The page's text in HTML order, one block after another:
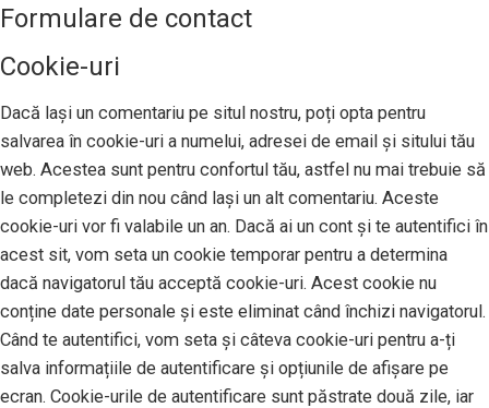
Formulare de contact
Cookie-uri
Dacă lași un comentariu pe situl nostru, poți opta pentru
salvarea în cookie-uri a numelui, adresei de email și sitului tău
web. Acestea sunt pentru confortul tău, astfel nu mai trebuie să
le completezi din nou când lași un alt comentariu. Aceste
cookie-uri vor fi valabile un an. Dacă ai un cont și te autentifici în
acest sit, vom seta un cookie temporar pentru a determina
dacă navigatorul tău acceptă cookie-uri. Acest cookie nu
conține date personale și este eliminat când închizi navigatorul.
Când te autentifici, vom seta și câteva cookie-uri pentru a-ți
salva informațiile de autentificare și opțiunile de afișare pe
ecran. Cookie-urile de autentificare sunt păstrate două zile, iar